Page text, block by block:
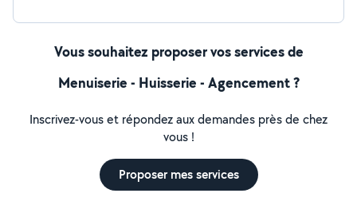
Vous souhaitez proposer vos services de
Menuiserie - Huisserie - Agencement ?
Inscrivez-vous et répondez aux demandes près de chez
vous !
Proposer mes services